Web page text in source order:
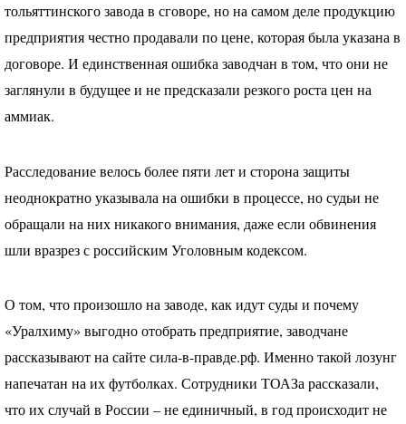
тольяттинского завода в сговоре, но на самом деле продукцию
предприятия честно продавали по цене, которая была указана в
договоре. И единственная ошибка заводчан в том, что они не
заглянули в будущее и не предсказали резкого роста цен на
аммиак.
Расследование велось более пяти лет и сторона защиты
неоднократно указывала на ошибки в процессе, но судьи не
обращали на них никакого внимания, даже если обвинения
шли вразрез с российским Уголовным кодексом.
О том, что произошло на заводе, как идут суды и почему
«Уралхиму» выгодно отобрать предприятие, заводчане
рассказывают на сайте сила-в-правде.рф. Именно такой лозунг
напечатан на их футболках. Сотрудники ТОАЗа рассказали,
что их случай в России – не единичный, в год происходит не